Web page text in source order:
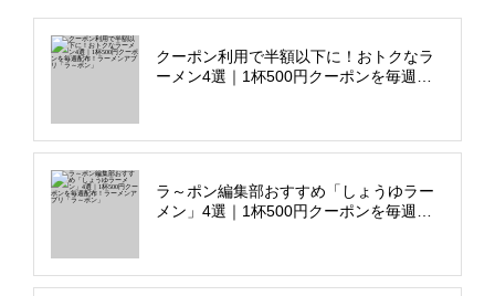
クーポン利用で半額以下に！おトクなラ
ーメン4選｜1杯500円クーポンを毎週配
ラ～ポン編集部おすすめ「しょうゆラー
メン」4選｜1杯500円クーポンを毎週配